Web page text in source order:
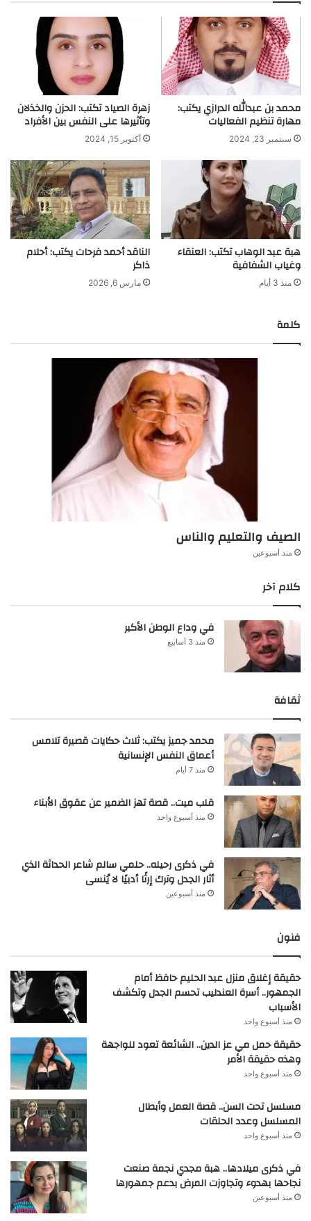
محمد بن عبدالله الدرازي يكتب:
مهارة تنظيم الفعاليات
سبتمبر 23, 2024
زهرة الصياد تكتب: الحزن والخذلان
وتأثيرها على النفس بين الأفراد
أكتوبر 15, 2024
هبة عبد الوهاب تكتب: العنقاء
وغياب الشفافية
منذ 3 أيام
الناقد أحمد فرحات يكتب: أحلام
ذاكر
مارس 6, 2026
كلمة
الصيف والتعليم والناس
منذ أسبوعين
كلام آخر
في وداع الوطن الأكبر
منذ 3 أسابيع
ثقافة
محمد جميز يكتب: ثلاث حكايات قصيرة تلامس
أعماق النفس الإنسانية
منذ 7 أيام
قلب ميت.. قصة تهز الضمير عن عقوق الأبناء
منذ أسبوع واحد
في ذكرى رحيله.. حلمي سالم شاعر الحداثة الذي
أثار الجدل وترك إرثًا أدبيًا لا يُنسى
منذ أسبوعين
فنون
حقيقة إغلاق منزل عبد الحليم حافظ أمام
الجمهور.. أسرة العندليب تحسم الجدل وتكشف
الأسباب
منذ أسبوع واحد
حقيقة حمل مي عز الدين.. الشائعة تعود للواجهة
وهذه حقيقة الأمر
منذ أسبوع واحد
مسلسل تحت السن.. قصة العمل وأبطال
المسلسل وعدد الحلقات
منذ أسبوع واحد
في ذكرى ميلادها.. هبة مجدي نجمة صنعت
نجاحها بهدوء وتجاوزت المرض بدعم جمهورها
منذ أسبوعين